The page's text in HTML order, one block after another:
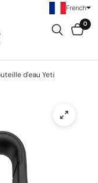
0
d'eau Yeti
French